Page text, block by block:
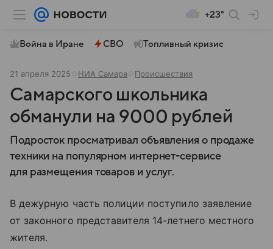
+23°
Война в Иране СВО Топливный кризис
21 апреля 2025 НИА Самара Происшествия
Самарского школьника
обманули на 9000 рублей
Подросток просматривал объявления о продаже
техники на популярном интернет-сервисе
для размещения товаров и услуг.
В дежурную часть полиции поступило заявление
от законного представителя 14-летнего местного
жителя.